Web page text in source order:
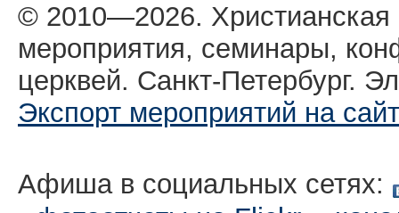
© 2010—2026.
мероприятия, семинары,
церквей. Санкт-Петербург.
Экспорт мероприятий на сайт
Афиша в социальных сетях: